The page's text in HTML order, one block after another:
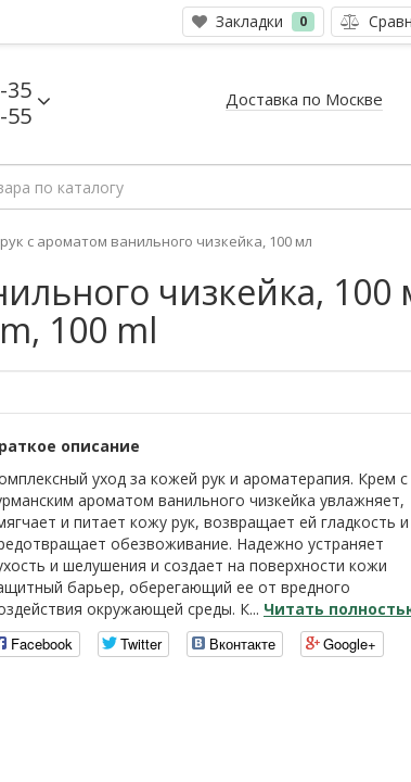
Закладки 0
35
55
Доставка по Москве
с ароматом ванильного чизкейка, 100 мл
чизкейка,
100 ml
описание
уход за кожей рук и ароматерапия. Крем с
ароматом ванильного чизкейка увлажняет,
и питает кожу рук, возвращает ей гладкость и
обезвоживание. Надежно устраняет
и шелушения и создает на поверхности кожи
барьер, оберегающий ее от вредного
окружающей среды. К... Читать
Facebook
Twitter Вконтакте Google+